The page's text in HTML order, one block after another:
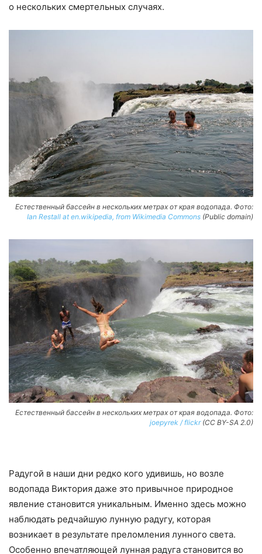
о нескольких смертельных случаях.
Естественный бассейн в нескольких метрах от края водопада. Фото:
Ian Restall at en.wikipedia, from Wikimedia Commons (Public domain)
Естественный бассейн в нескольких метрах от края водопада. Фото:
joepyrek / flickr(CC BY-SA 2.0)
Радугой в наши дни редко кого удивишь, но возле
водопада Виктория даже это привычное природное
явление становится уникальным. Именно здесь можно
наблюдать редчайшую лунную радугу, которая
возникает в результате преломления лунного света.
Особенно впечатляющей лунная радуга становится во